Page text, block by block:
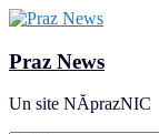
Praz News
Un site NĂprazNIC